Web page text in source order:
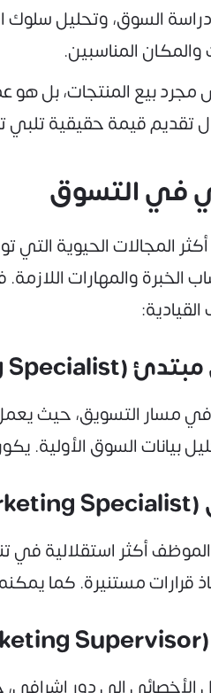
السوق، وتحليل سلوك
المناسبين.
بيع المنتجات، بل هو
تقديم قيمة حقيقية
في التسوق
المجالات الحيوية
الخبرة والمهارات
مسار التسويق، حيث
بيانات السوق الأولية.
أكثر استقلالية في
قرارات مستنيرة. كما